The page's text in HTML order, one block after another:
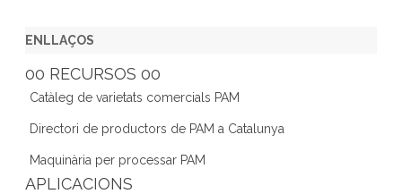
c
e
b
o
o
k
er gr
a
m
dI
n
ENLLAÇOS
00 RECURSOS 00
Catàleg de varietats comercials PAM
Directori de productors de PAM a Catalunya
Maquinària per processar PAM
APLICACIONS